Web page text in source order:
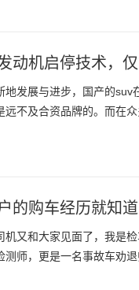
动机启停技术，
地发展与进步，国产的
远不及合资品牌的。而在
的购车经历就知
又和大家见面了，我是
测师，更是一名事故车劝